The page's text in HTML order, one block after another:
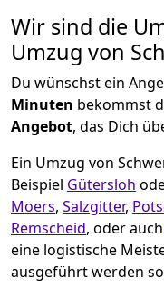
Wir sind die
Umzug von
Du wünschst ein
Minuten bekommst
Angebot, das Dich
Ein Umzug von
Beispiel Gütersloh
Moers, Salzgitter,
Remscheid, oder auch
eine logistische
ausgeführt werden